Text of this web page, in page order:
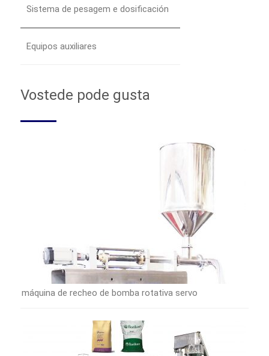
Sistema de pesagem e dosificación
Equipos auxiliares
Vostede pode gusta
máquina de recheo de bomba rotativa servo